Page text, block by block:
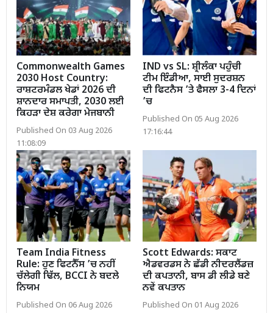
Commonwealth Games
2030 Host Country:
ਰਾਸ਼ਟਰਮੰਡਲ ਖੇਡਾਂ 2026 ਦੀ
ਸ਼ਾਨਦਾਰ ਸਮਾਪਤੀ, 2030 ਲਈ
ਕਿਹੜਾ ਦੇਸ਼ ਕਰੇਗਾ ਮੇਜਬਾਨੀ
Published On 03 Aug 2026
11:08:09
IND vs SL: ਸ਼੍ਰੀਲੰਕਾ ਪਹੁੰਚੀ
ਟੀਮ ਇੰਡੀਆ, ਸਾਈ ਸੁਦਰਸ਼ਨ
ਦੀ ਫਿਟਨੈਸ ’ਤੇ ਫੈਸਲਾ 3-4 ਦਿਨਾਂ
’ਚ
Published On 05 Aug 2026
17:16:44
Team India Fitness
Rule: ਹੁਣ ਫਿਟਨੈੱਸ ’ਚ ਨਹੀਂ
ਚੱਲੇਗੀ ਢਿੱਲ, BCCI ਨੇ ਬਦਲੇ
ਨਿਯਮ
Published On 06 Aug 2026
Scott Edwards: ਸਕਾਟ
ਐਡਵਰਡਸ ਨੇ ਛੱਡੀ ਨੀਦਰਲੈਂਡਜ਼
ਦੀ ਕਪਤਾਨੀ, ਬਾਸ ਡੀ ਲੀਡੇ ਬਣੇ
ਨਵੇਂ ਕਪਤਾਨ
Published On 01 Aug 2026